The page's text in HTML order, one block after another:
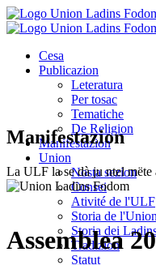
Cesa
Publicazion
Leteratura
Per tosac
Tematiche
De Religion
Manifestazion
Union
Nosta sezion
Consei
Ativité de l'ULF
Storia de l'Union
Storia dei
Tradizion
Statut
Manifestazion
La ULF la se dà ju ntel
Assemblea